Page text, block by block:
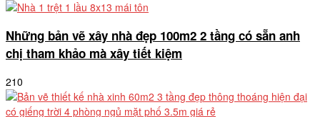
Những bản vẽ xây nhà đẹp 100m2 2 tầng có sẵn anh
chị tham khảo mà xây tiết kiệm
210